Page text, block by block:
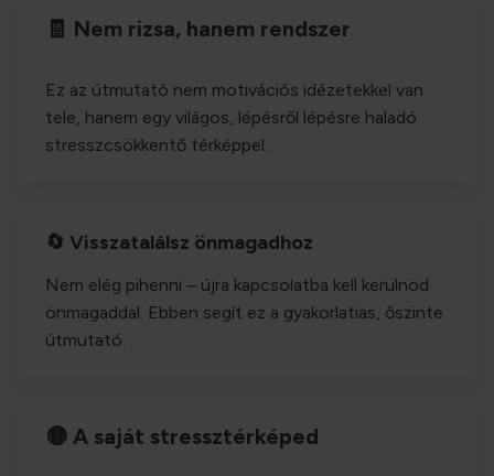
🧾 Nem rizsa, hanem rendszer
Ez az útmutató nem motivációs idézetekkel van
tele, hanem egy világos, lépésről lépésre haladó
stresszcsökkentő térképpel.
🔄 Visszatalálsz önmagadhoz
Nem elég pihenni – újra kapcsolatba kell kerülnöd
önmagaddal. Ebben segít ez a gyakorlatias, őszinte
útmutató.
🟡 A saját stressztérképed